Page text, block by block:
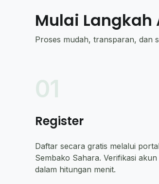
Mulai Langkah
Proses mudah, transparan, dan
01
Register
Daftar secara gratis melalui
Sembako Sahara. Verifikasi
dalam hitungan menit.